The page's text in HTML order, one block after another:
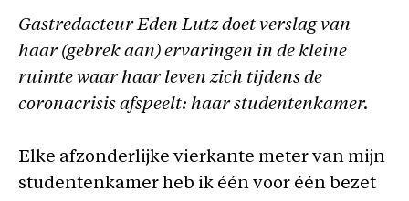
Gastredacteur Eden Lutz doet verslag van
haar (gebrek aan) ervaringen in de kleine
ruimte waar haar leven zich tijdens de
coronacrisis afspeelt: haar studentenkamer.
Elke afzonderlijke vierkante meter van mijn
studentenkamer heb ik één voor één bezet